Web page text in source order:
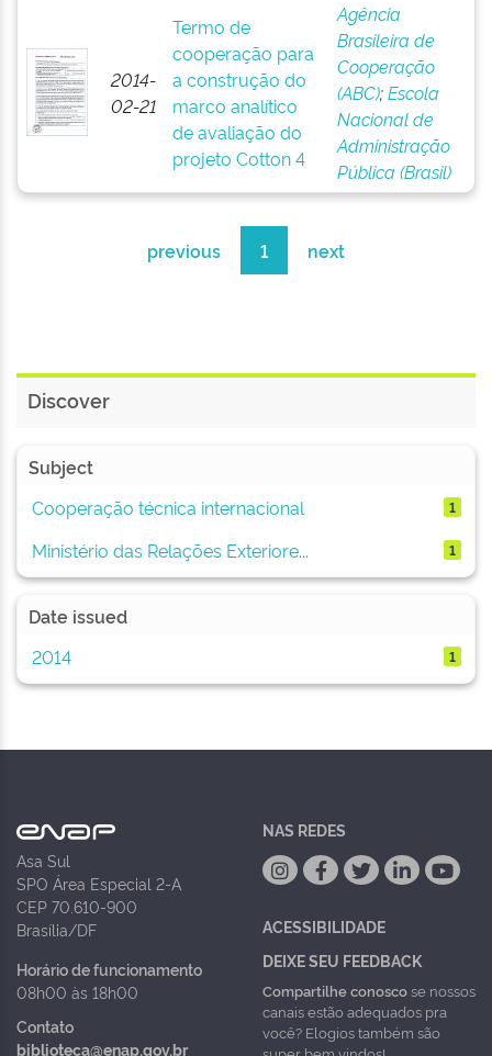
2014-
02-21
Termo de
cooperação para
a construção do
marco analítico
de avaliação do
projeto Cotton 4
Agência
Brasileira de
Cooperação
(ABC);Escola
Nacional de
Administração
Pública (Brasil)
previous 1 next
Discover
Subject
Cooperação técnica internacional
1
Ministério das Relações Exteriore... 1
Date issued
2014
1
Asa Sul
SPO Área Especial 2-A
CEP 70.610-900
Brasília/DF
Horário de funcionamento
08h00 às 18h00
Contato
biblioteca@enap.gov.br
NAS REDES
ACESSIBILIDADE
DEIXE SEU FEEDBACK
Compartilhe conoscose nossos
canais estão adequados pra
você? Elogios também são